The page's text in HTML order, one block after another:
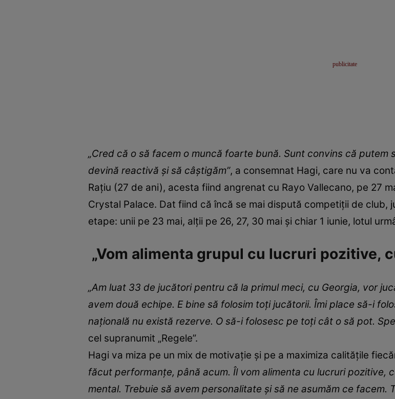
„Cred că o să facem o muncă foarte bună. Sunt convins că putem
devină reactivă şi să câştigăm”, a consemnat Hagi, care nu va
Raţiu (27 de ani), acesta fiind angrenat cu Rayo Vallecano, pe 27
Crystal Palace. Dat fiind că încă se mai dispută competiții de club,
etape: unii pe 23 mai, alții pe 26, 27, 30 mai și chiar 1 iunie, lotul
„Vom alimenta grupul cu lucruri pozitive,
„Am luat 33 de jucători pentru că la primul meci, cu Georgia, vor
avem două echipe. E bine să folosim toţi jucătorii. Îmi place să-i
naţională nu există rezerve. O să-i folosesc pe toţi cât o să pot.
cel supranumit „Regele”.
Hagi va miza pe un mix de motivație și pe a maximiza calitățile
făcut performanţe, până acum. Îl vom alimenta cu lucruri pozitive,
mental. Trebuie să avem personalitate şi să ne asumăm ce facem.